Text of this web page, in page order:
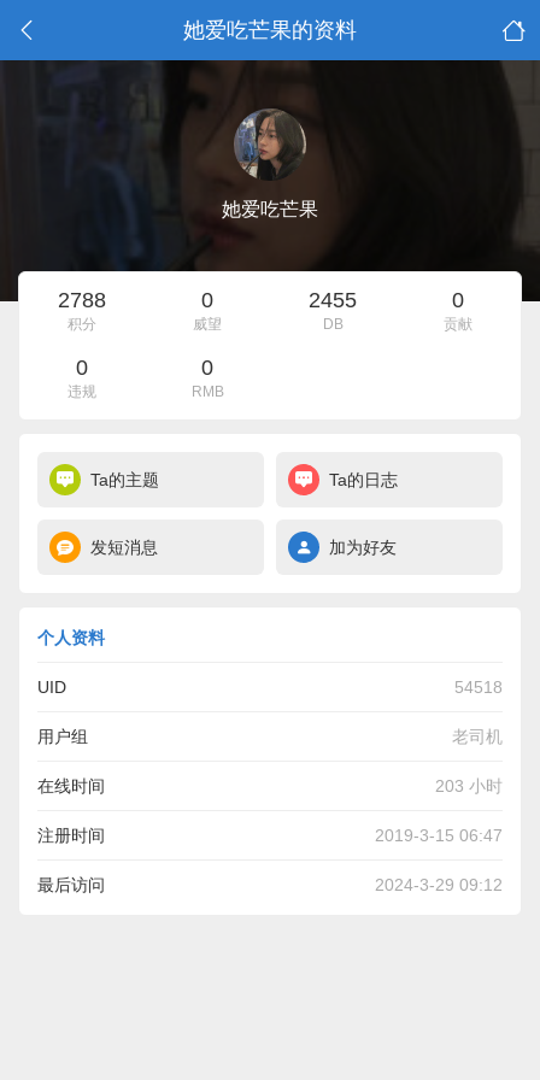
她爱吃芒果的资料
她爱吃芒果
2788
积分
0
威望
2455
DB
0
贡献
0
违规
0
RMB
Ta的主题 Ta的日志
发短消息 加为好友
个人资料
UID 54518
用户组 老司机
在线时间 203 小时
注册时间 2019-3-15 06:47
最后访问 2024-3-29 09:12